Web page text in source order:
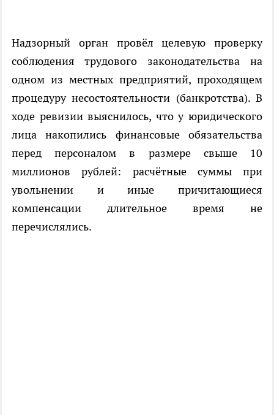
Надзорный орган провёл целевую проверку
соблюдения трудового законодательства на
одном из местных предприятий, проходящем
процедуру несостоятельности (банкротства). В
ходе ревизии выяснилось, что у юридического
лица накопились финансовые обязательства
перед персоналом в размере свыше 10
миллионов рублей: расчётные суммы при
увольнении и иные причитающиеся
компенсации длительное время не
перечислялись.